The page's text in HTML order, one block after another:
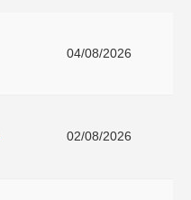
04/08/2026
02/08/2026